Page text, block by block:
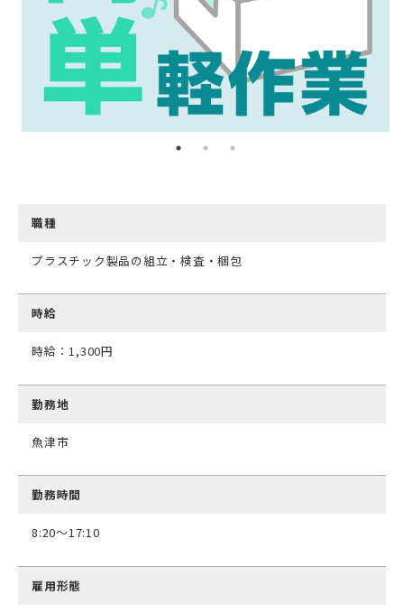
職種
プラスチック製品の組立・検査・梱包
時給
時給：1,300円
勤務地
魚津市
勤務時間
8:20～17:10
雇用形態